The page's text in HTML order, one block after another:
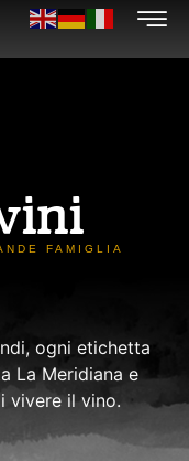
FAMIGLIA
ogni etichetta
La Meridiana e
vivere il vino.